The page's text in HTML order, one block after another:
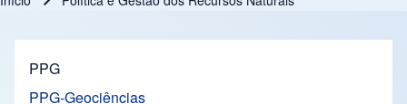
PPG
PPG-Geociências